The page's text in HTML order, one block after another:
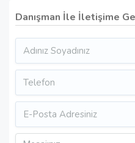
Danışman İle İletişime